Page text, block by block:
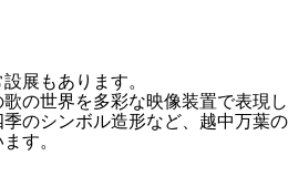
展もあります。
の世界を多彩な映像装置で表現し
のシンボル造形など、越中万葉の
す。